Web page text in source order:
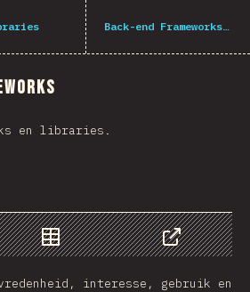
Back-end Frameworks
»
en libraries.
Data
Share
interesse, gebruik en
of JS 2021